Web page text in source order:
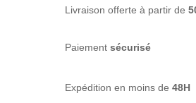
Livraison offerte à partir de
Paiement sécurisé
Expédition en moins de 48H